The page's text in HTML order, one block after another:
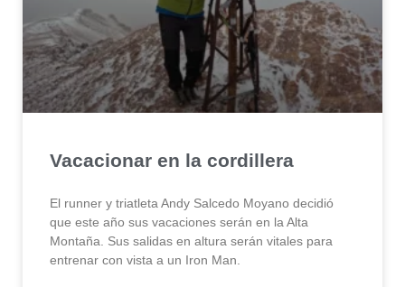
Vacacionar en la cordillera
El runner y triatleta Andy Salcedo Moyano decidió
que este año sus vacaciones serán en la Alta
Montaña. Sus salidas en altura serán vitales para
entrenar con vista a un Iron Man.